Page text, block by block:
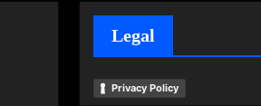
Legal
Privacy Policy